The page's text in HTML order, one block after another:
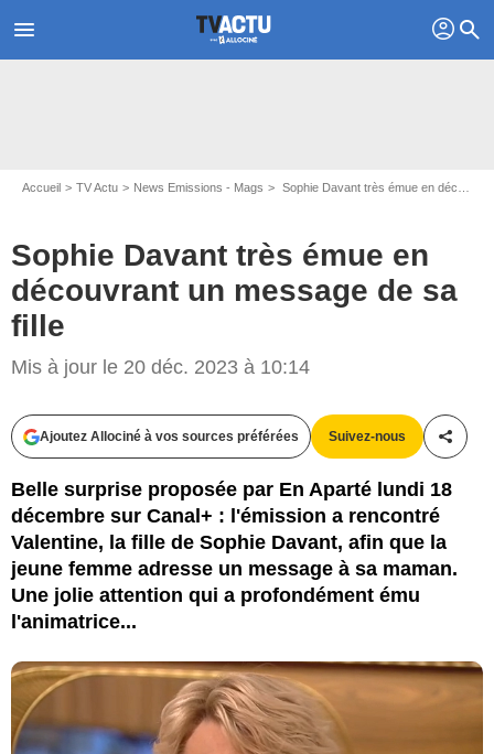
menu profil search
Accueil TV Actu News Emissions - Mags Sophie Davant très émue en découvrant un message de sa fille
Sophie Davant très émue en
découvrant un message de sa
fille
Mis à jour le 20 déc. 2023 à 10:14
Ajoutez Allociné à vos sources préférées Suivez-nous
Belle surprise proposée par En Aparté lundi 18
décembre sur Canal+ : l'émission a rencontré
Valentine, la fille de Sophie Davant, afin que la
jeune femme adresse un message à sa maman.
Une jolie attention qui a profondément ému
l'animatrice...
Capture Canal+